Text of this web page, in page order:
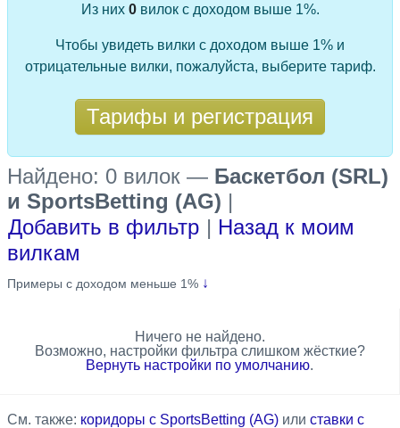
Из них 0вилок с доходом выше 1%.
Чтобы увидеть вилки с доходом выше 1% и
отрицательные вилки, пожалуйста, выберите тариф.
Тарифы и регистрация
Найдено: 0 вилок — Баскетбол (SRL)
и SportsBetting (AG) |
Добавить в фильтр | Назад к моим
вилкам
Примеры с доходом меньше 1% ↓
Ничего не найдено.
Возможно, настройки фильтра слишком жёсткие?
Вернуть настройки по умолчанию.
См. также: коридоры с SportsBetting (AG) или ставки с